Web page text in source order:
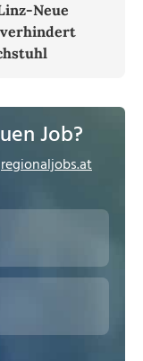
Neue
verhindert
Job?
regionaljobs.at